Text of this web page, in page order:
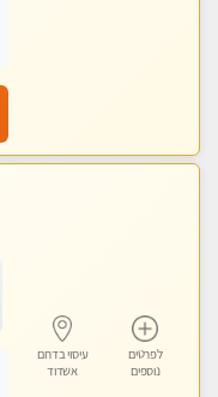
לפרטים
נוספים
עיסוי בדרום
אשדוד